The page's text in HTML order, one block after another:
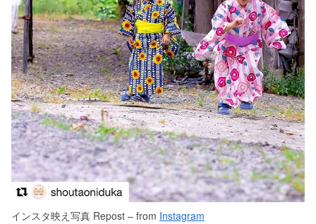
インスタ映え写真 Repost – from Instagram